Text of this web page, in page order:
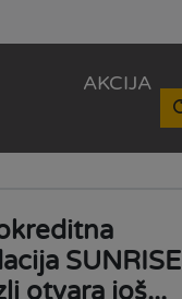
AKCIJA
SUNRISE
otvara još...